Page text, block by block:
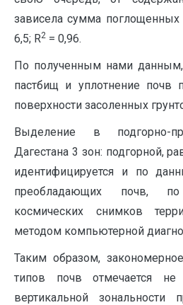
зависела сумма
6,5; R2 = 0,96.
По полученным нами данным,
пастбищ и уплотнение почв
поверхности засоленных
Выделение в подгорно-
Дагестана 3 зон: подгорной,
идентифицируется и по
преобладающих почв,
космических снимков
методом компьютерной
Таким образом,
типов почв отмечается
вертикальной зональности